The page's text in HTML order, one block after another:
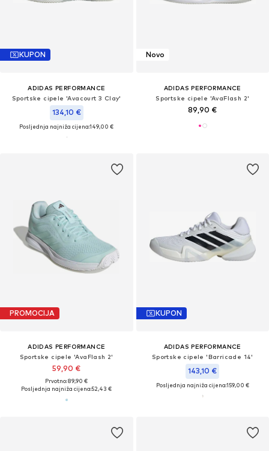
KUPON
ADIDAS PERFORMANCE
Sportske cipele 'Avacourt 3 Clay'
134,10 €
Posljednja najniža cijena:149,00 €
Novo
ADIDAS PERFORMANCE
Sportske cipele 'AvaFlash 2'
89,90 €
PROMOCIJA
ADIDAS PERFORMANCE
Sportske cipele 'AvaFlash 2'
59,90 €
Prvotno: 89,90 €
Posljednja najniža cijena:52,43 €
KUPON
ADIDAS PERFORMANCE
Sportske cipele 'Barricade 14'
143,10 €
Posljednja najniža cijena:159,00 €